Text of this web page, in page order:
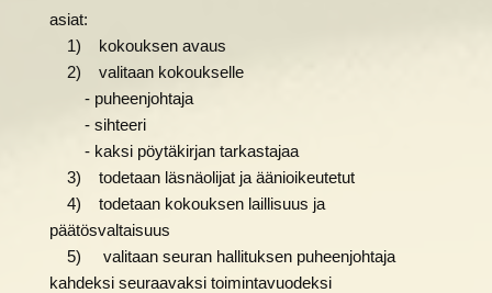
asiat:
1) kokouksen avaus
2) valitaan kokoukselle
- puheenjohtaja
- sihteeri
- kaksi pöytäkirjan tarkastajaa
3) todetaan läsnäolijat ja äänioikeutetut
4) todetaan kokouksen laillisuus ja
päätösvaltaisuus
5) valitaan seuran hallituksen puheenjohtaja
kahdeksi seuraavaksi toimintavuodeksi